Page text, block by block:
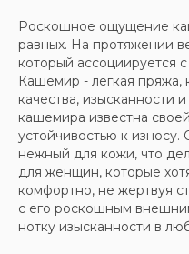
Роскошное ощущение
равных. На протяжении
который ассоциируется
Кашемир - легкая пряжа,
качества, изысканности
кашемира известна
устойчивостью к
нежный для кожи, что
для женщин, которые
комфортно, не жертвуя
с его роскошным
нотку изысканности в